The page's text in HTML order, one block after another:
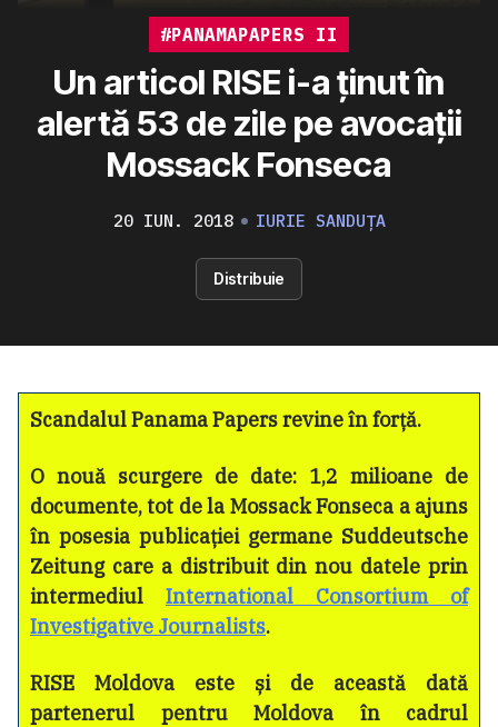
#PANAMAPAPERS II
Un articol RISE i-a ținut în
alertă 53 de zile pe avocații
Mossack Fonseca
20 IUN. 2018 IURIE SANDUȚA
Distribuie
Scandalul Panama Papers revine în forță.
O nouă scurgere de date: 1,2 milioane de
documente, tot de la Mossack Fonseca a ajuns
în posesia publicației germane Suddeutsche
Zeitung care a distribuit din nou datele prin
intermediul International Consortium of
Investigative Journalists.
RISE Moldova este și de această dată
partenerul pentru Moldova în cadrul